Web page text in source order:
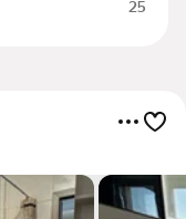
25